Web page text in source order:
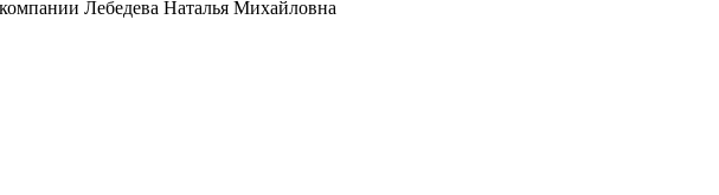
Лебедева Наталья Михайловна